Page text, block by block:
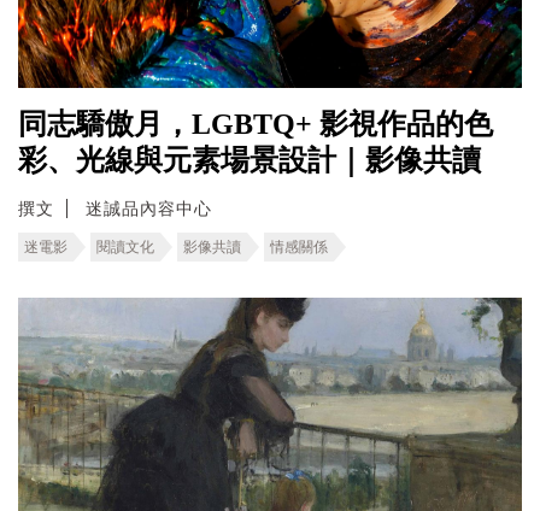
同志驕傲月，LGBTQ+ 影視作品的色
彩、光線與元素場景設計｜影像共讀
撰文 迷誠品內容中心
迷電影 閱讀文化 影像共讀 情感關係